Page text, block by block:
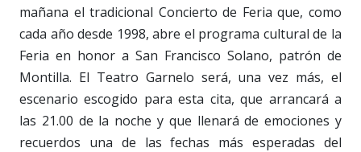
mañana el tradicional Concierto de Feria que, como
cada año desde 1998, abre el programa cultural de la
Feria en honor a San Francisco Solano, patrón de
Montilla. El Teatro Garnelo será, una vez más, el
escenario escogido para esta cita, que arrancará a
las 21.00 de la noche y que llenará de emociones y
recuerdos una de las fechas más esperadas del